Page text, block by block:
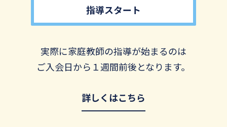
指導スタート
実際に家庭教師の指導が始まるのは
ご入会日から１週間前後となります。
詳しくはこちら